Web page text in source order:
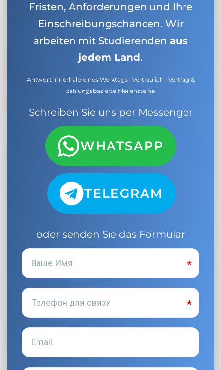
Fristen, Anforderungen und Ihre
Einschreibungschancen. Wir
arbeiten mit Studierenden aus
jedem Land.
Antwort innerhalb eines Werktags · Vertraulich · Vertrag &
zahlungsbasierte Meilensteine
Schreiben Sie uns per Messenger
WHATSAPP
TELEGRAM
oder senden Sie das Formular